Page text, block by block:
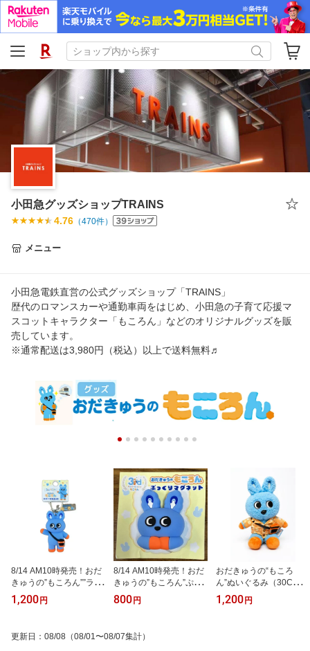
小田急グッズショップTRAINS
4.76 （470件）
メニュー
小田急電鉄直営の公式グッズショップ「TRAINS」
歴代のロマンスカーや通勤車両をはじめ、小田急の子育て応援マ
スコットキャラクター「もころん」などのオリジナルグッズを販
売しています。
※通常配送は3,980円（税込）以上で送料無料♬
8/14 AM10時発売！おだ
きゅうの”もころん””ラバ
ーマスコットキーホルダ
ー【お申込み順に発送】
1,200 円
8/14 AM10時発売！おだ
きゅうの”もころん”ぷっ
くりマグネット【お申込
み順に発送】
800 円
おだきゅうの“もころ
ん”ぬいぐるみ（30Cmタ
イプ）用アロハシャツ※
ぬいぐるみは別売りとな
1,200 円
更新日 ： 08/08 （08/01〜08/07集計）